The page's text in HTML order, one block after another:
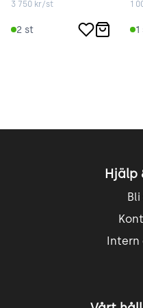
3 750 kr/st
2 st
1
1
Hjälp
Intern